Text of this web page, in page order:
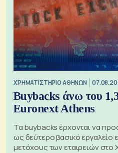
XΡΗΜΑΤΙΣΤΗΡΙΟ ΑΘΗΝΩΝ
Buybacks άνω του
Euronext Athens
Τα buybacks έρχονται να
ως δεύτερο βασικό εργαλείο
μετόχους των εταιρειών